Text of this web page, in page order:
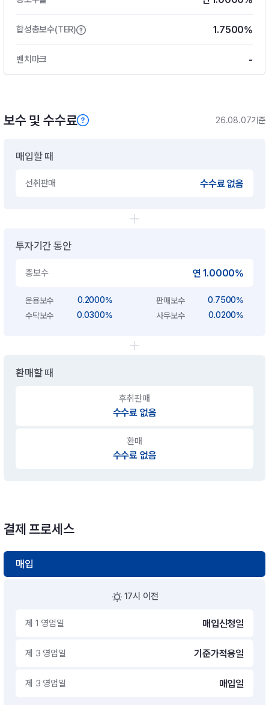
합성총보수(TER) 1.7500%
벤치마크 -
보수 및 수수료 26.08.07기준
매입할 때
선취판매 수수료 없음
투자기간 동안
총보수 연 1.0000%
운용보수 0.2000% 판매보수
0.7500%
수탁보수
0.0300% 사무보수 0.0200%
환매할 때
후취판매
수수료 없음
환매
수수료 없음
결제 프로세스
매입
17시 이전
제 1 영업일 매입신청일
제 3 영업일 기준가적용일
제 3 영업일 매입일